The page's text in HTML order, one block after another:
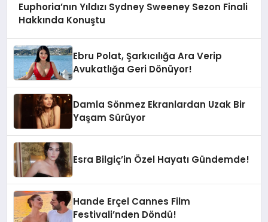
Euphoria’nın Yıldızı Sydney Sweeney Sezon Finali
Hakkında Konuştu
Ebru Polat, Şarkıcılığa Ara Verip
Avukatlığa Geri Dönüyor!
Damla Sönmez Ekranlardan Uzak Bir
Yaşam Sürüyor
Esra Bilgiç’in Özel Hayatı Gündemde!
Hande Erçel Cannes Film
Festivali’nden Döndü!